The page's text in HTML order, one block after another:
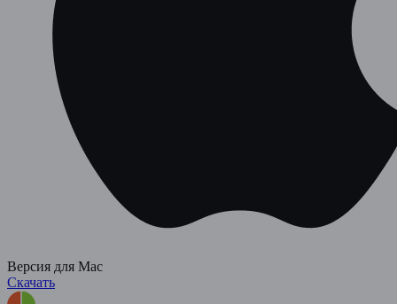
Версия для Mac
Скачать